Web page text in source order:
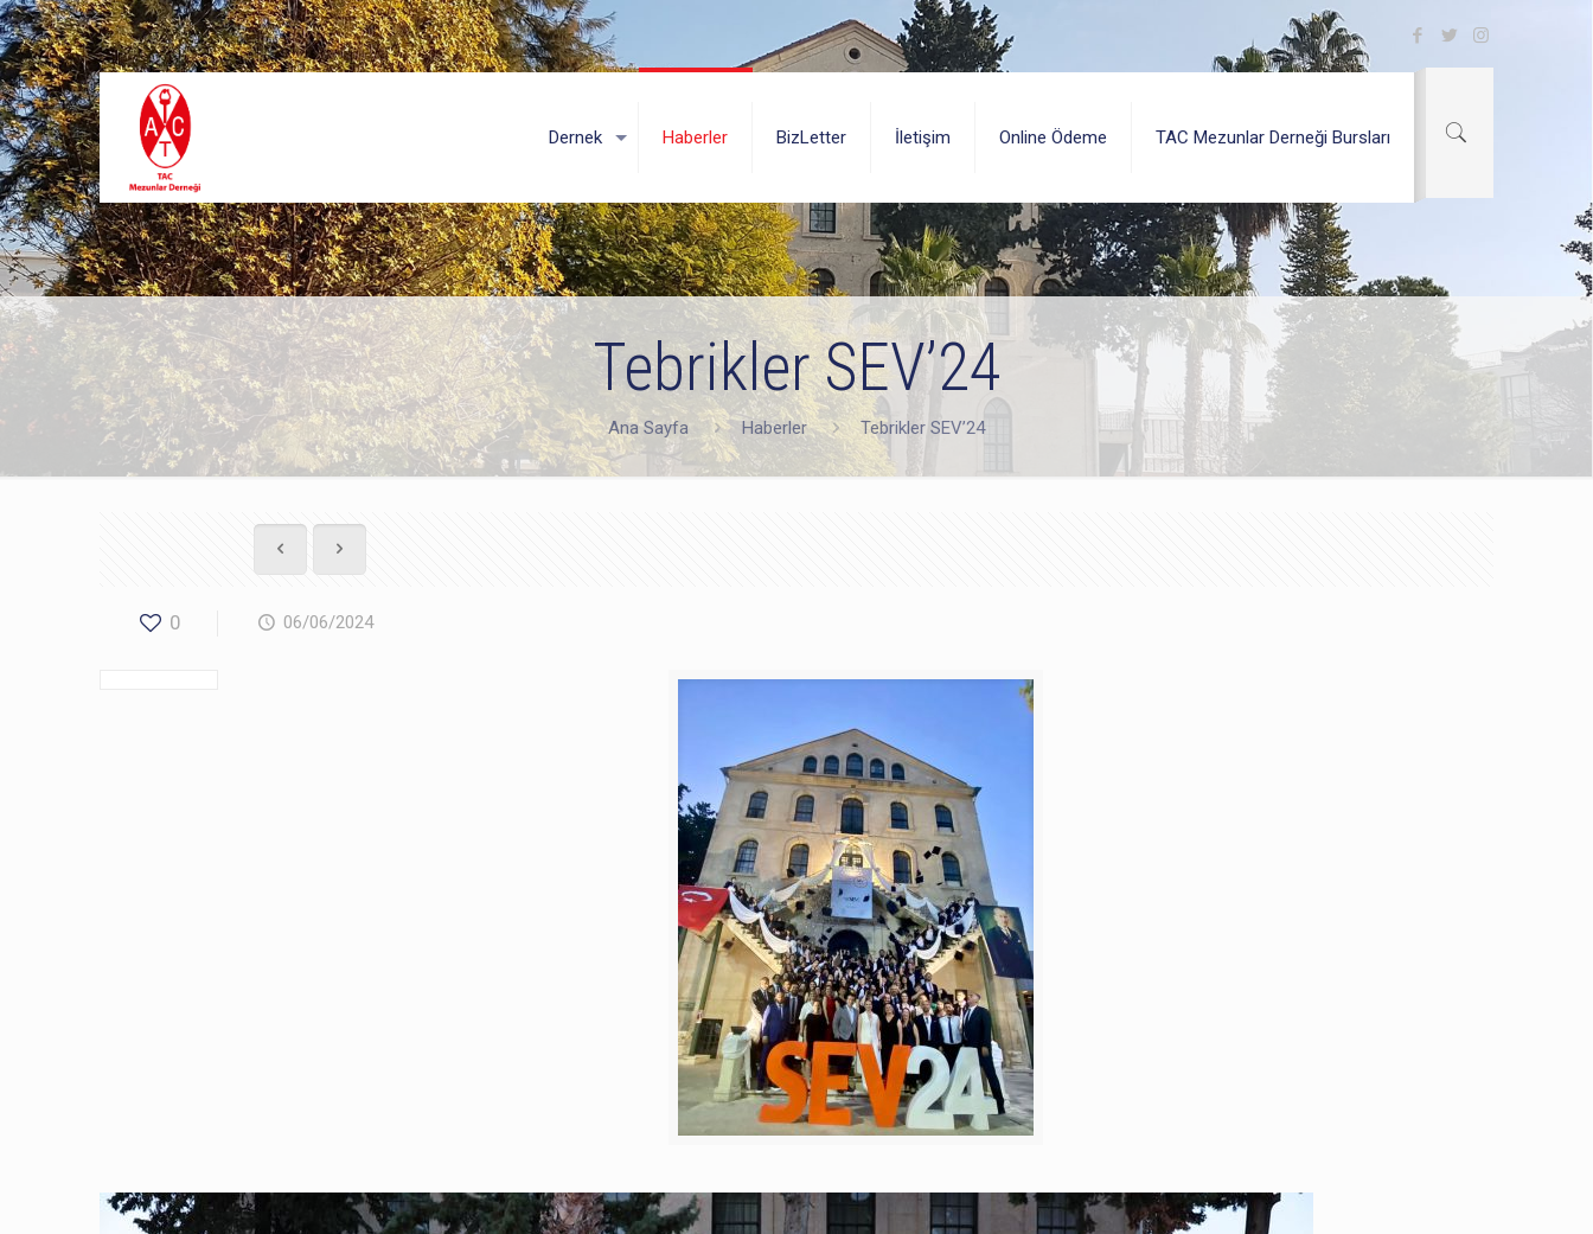
Dernek Haberler BizLetter İletişim Online Ödeme TAC Mezunlar Derneği Bursları
Tebrikler SEV’24
Ana Sayfa Haberler Tebrikler SEV’24
0 06/06/2024